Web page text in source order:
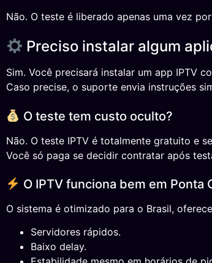
Não. O teste é liberado apenas uma vez
Preciso instalar algum
Sim. Você precisará instalar um app IPTV
Caso precise, o suporte envia instruções
O teste tem custo oculto?
Não. O teste IPTV é totalmente gratuito e
Você só paga se decidir contratar após
O IPTV funciona bem em Ponta
O sistema é otimizado para o Brasil,
Servidores rápidos.
Baixo delay.